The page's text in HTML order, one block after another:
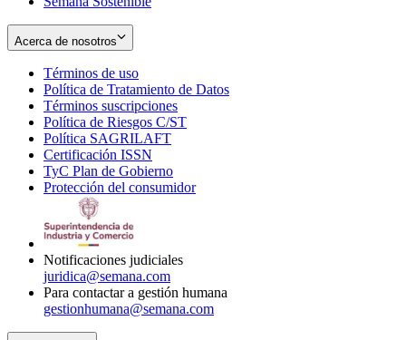
Acerca de nosotros
Términos de uso
in
new
window
Política de Tratamiento de Datos
Términos suscripciones
in
Política de Riesgos C/ST
Política SAGRILAFT
new
window
Certificación ISSN
in
new
TyC Plan de Gobierno
in
Protección del consumidorOpens
Notificaciones judiciales
juridica@semana.com
Para contactar a gestión humana
gestionhumana@semana.com